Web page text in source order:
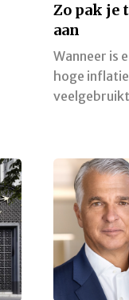
Zo pak je
aan
Wanneer is
hoge